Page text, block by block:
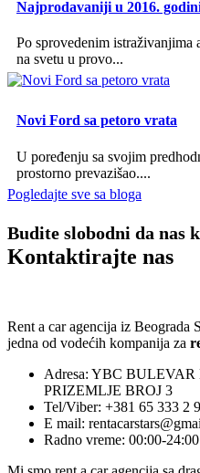
Najprodavaniji u 2016.
Po sprovedenim
na svetu u provo...
Novi Ford sa petoro vrata
U poređenju sa svojim
prostorno prevazišao....
Pogledajte sve sa bloga
Budite slobodni da nas
Kontaktirajte nas
Rent a car agencija iz Beograda
jedna od vodećih kompanija za
Adresa: YBC
PRIZEMLJE BROJ 3
Tel/Viber: +381 65 333 2
E mail:
Radno vreme: 00:00-24:00